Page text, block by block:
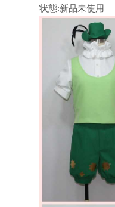
状態:新品未使用